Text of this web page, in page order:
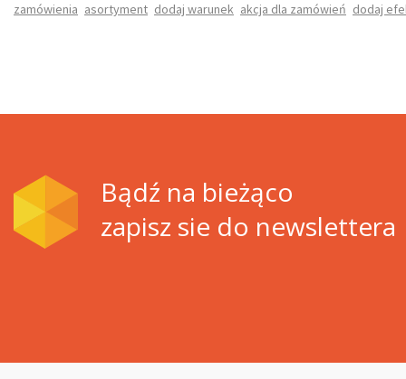
zamówienia asortyment dodaj warunek akcja dla zamówień dodaj
Bądź na bieżąco
zapisz sie do newslettera